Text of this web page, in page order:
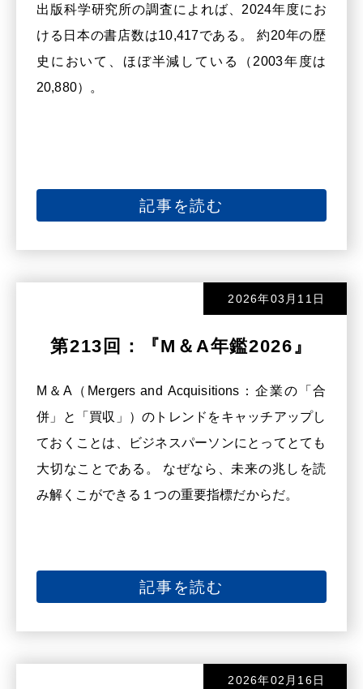
出版科学研究所の調査によれば、2024年度にお
ける日本の書店数は10,417である。 約20年の歴
史において、ほぼ半減している（2003年度は
20,880）。
記事を読む
2026年03月11日
第213回：『M＆A年鑑2026』
M＆A（Mergers and Acquisitions：企業の「合
併」と「買収」）のトレンドをキャッチアップし
ておくことは、ビジネスパーソンにとってとても
大切なことである。 なぜなら、未来の兆しを読
み解くこができる１つの重要指標だからだ。
記事を読む
2026年02月16日